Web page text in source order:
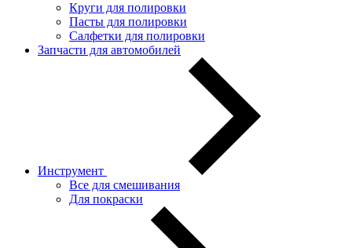
Круги для полировки
Пасты для полировки
Салфетки для полировки
Запчасти для автомобилей
Инструмент
Все для смешивания
Для покраски